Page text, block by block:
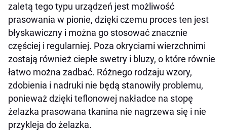
zaletą tego typu urządzeń jest możliwość
prasowania w pionie, dzięki czemu proces ten jest
błyskawiczny i można go stosować znacznie
częściej i regularniej. Poza okryciami wierzchnimi
zostają również ciepłe swetry i bluzy, o które równie
łatwo można zadbać. Różnego rodzaju wzory,
zdobienia i nadruki nie będą stanowiły problemu,
ponieważ dzięki teflonowej nakładce na stopę
żelazka prasowana tkanina nie nagrzewa się i nie
przykleja do żelazka.